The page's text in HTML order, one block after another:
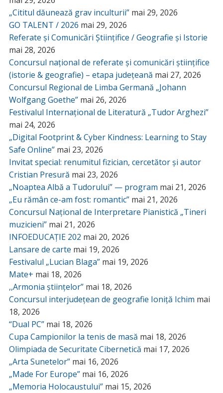
„Cititul dăunează grav inculturii” mai 29, 2026
GO TALENT / 2026 mai 29, 2026
Referate și Comunicări Științifice / Geografie și Istorie
mai 28, 2026
Concursul național de referate și comunicări științifice
(istorie & geografie) – etapa județeană mai 27, 2026
Concursul Regional de Limba Germană „Johann
Wolfgang Goethe” mai 26, 2026
Festivalul Internațional de Literatură „Tudor Arghezi”
mai 24, 2026
„Digital Footprint & Cyber Kindness: Learning to Stay
Safe Online” mai 23, 2026
Invitat special: renumitul fizician, cercetător și autor
Cristian Presură mai 23, 2026
„Noaptea Albă a Tudorului” — program mai 21, 2026
„Eu rămân ce-am fost: romantic” mai 21, 2026
Concursul Național de Interpretare Pianistică „Tineri
muzicieni” mai 21, 2026
INFOEDUCAȚIE 202 mai 20, 2026
Lansare de carte mai 19, 2026
Festivalul „Lucian Blaga” mai 19, 2026
Mate+ mai 18, 2026
,,Armonia științelor” mai 18, 2026
Concursul interjudețean de geografie Ioniță Ichim mai
18, 2026
“Dual PC” mai 18, 2026
Cupa Campionilor la tenis de masă mai 18, 2026
Olimpiada de Securitate Cibernetică mai 17, 2026
„Arta Sunetelor” mai 16, 2026
„Made For Europe” mai 16, 2026
„Memoria Holocaustului” mai 15, 2026